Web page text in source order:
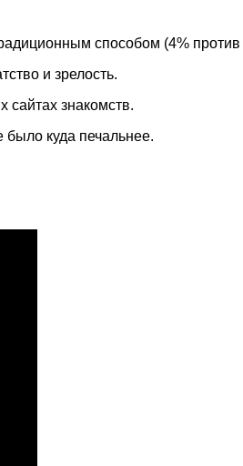
способом (4% против
и зрелость.
сайтах знакомств.
было куда печальнее.